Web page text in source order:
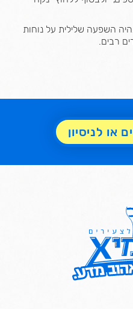
השפעה שלילית על נוחות
רבים.
או לניסיון